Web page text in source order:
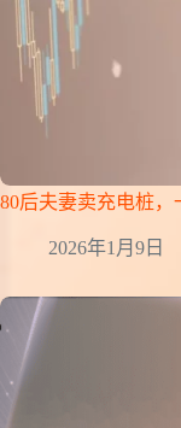
80后夫妻卖充电桩，
2026年1月9日